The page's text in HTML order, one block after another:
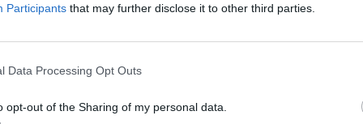
Participants that may further disclose it to other third parties.
Data Processing Opt Outs
opt-out of the Sharing of my personal data.